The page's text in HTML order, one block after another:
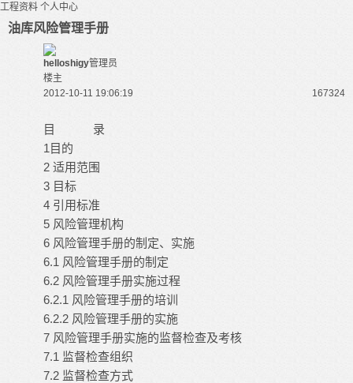
工程资料 个人中心
油库风险管理手册
helloshigy管理员
楼主
2012-10-11 19:06:19
167324
目 录
1目的
2 适用范围
3 目标
4 引用标准
5 风险管理机构
6 风险管理手册的制定、实施
6.1 风险管理手册的制定
6.2 风险管理手册实施过程
6.2.1 风险管理手册的培训
6.2.2 风险管理手册的实施
7 风险管理手册实施的监督检查及考核
7.1 监督检查组织
7.2 监督检查方式